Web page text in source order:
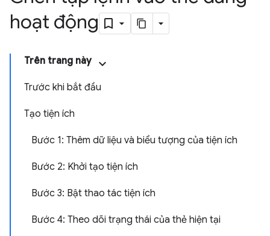
hoạt động
Trên trang này
Trước khi bắt đầu
Tạo tiện ích
Bước 1: Thêm dữ liệu và biểu tượng của tiện ích
Bước 2: Khởi tạo tiện ích
Bước 3: Bật thao tác tiện ích
Bước 4: Theo dõi trạng thái của thẻ hiện tại